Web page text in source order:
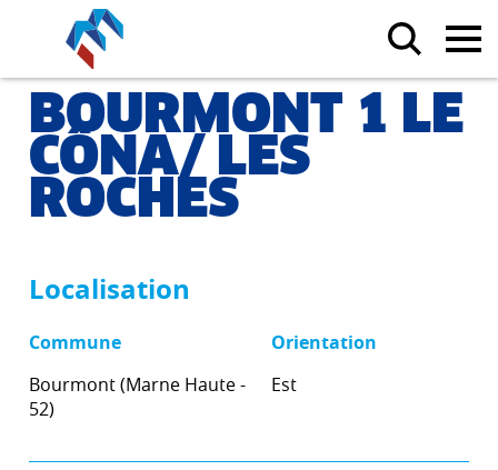
BOURMONT 1 LE
CÔNA/ LES
ROCHES
Localisation
Commune
Bourmont (Marne Haute -
52)
Orientation
Est